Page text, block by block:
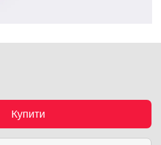
Купити